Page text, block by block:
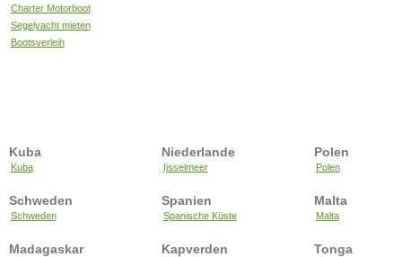
Charter Motorboot
Segelyacht mieten
Bootsverleih
Kuba
Kuba
Niederlande
Ijsselmeer
Polen
Polen
Schweden
Schweden
Spanien
Spanische Küste
Malta
Malta
Madagaskar Kapverden Tonga